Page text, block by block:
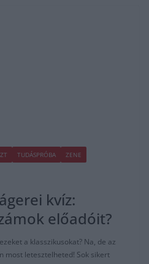
TUDÁSPRÓBA ZENE
kvíz:
előadóit?
a klasszikusokat? Na, de az
most letesztelheted! Sok sikert